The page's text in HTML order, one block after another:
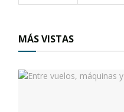
MÁS VISTAS